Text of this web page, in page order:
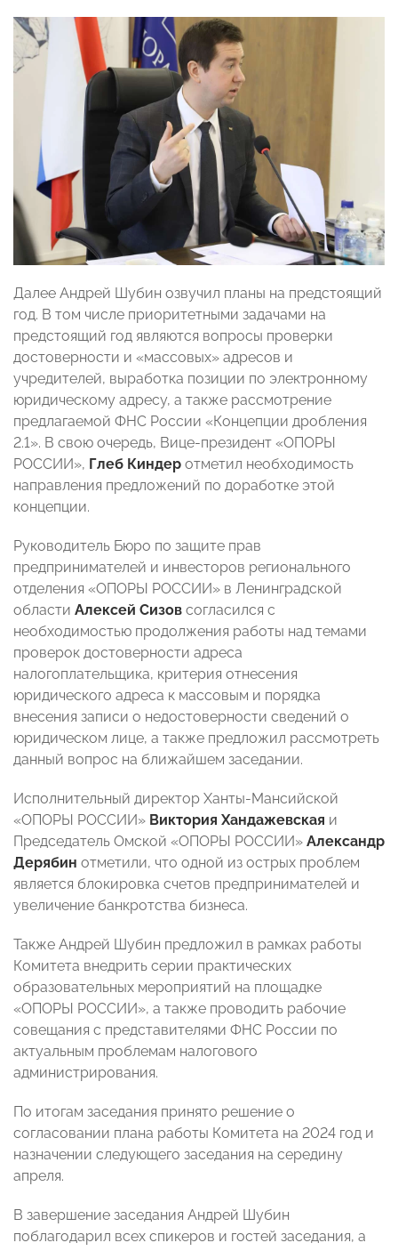
Далее Андрей Шубин озвучил планы на предстоящий
год. В том числе приоритетными задачами на
предстоящий год являются вопросы проверки
достоверности и «массовых» адресов и
учредителей, выработка позиции по электронному
юридическому адресу, а также рассмотрение
предлагаемой ФНС России «Концепции дробления
2.1». В свою очередь, Вице-президент «ОПОРЫ
РОССИИ», Глеб Киндер отметил необходимость
направления предложений по доработке этой
концепции.
Руководитель Бюро по защите прав
предпринимателей и инвесторов регионального
отделения «ОПОРЫ РОССИИ» в Ленинградской
области Алексей Сизов согласился с
необходимостью продолжения работы над темами
проверок достоверности адреса
налогоплательщика, критерия отнесения
юридического адреса к массовым и порядка
внесения записи о недостоверности сведений о
юридическом лице, а также предложил рассмотреть
данный вопрос на ближайшем заседании.
Исполнительный директор Ханты-Мансийской
«ОПОРЫ РОССИИ» Виктория Хандажевская и
Председатель Омской «ОПОРЫ РОССИИ» Александр
Дерябин отметили, что одной из острых проблем
является блокировка счетов предпринимателей и
увеличение банкротства бизнеса.
Также Андрей Шубин предложил в рамках работы
Комитета внедрить серии практических
образовательных мероприятий на площадке
«ОПОРЫ РОССИИ», а также проводить рабочие
совещания с представителями ФНС России по
актуальным проблемам налогового
администрирования.
По итогам заседания принято решение о
согласовании плана работы Комитета на 2024 год и
назначении следующего заседания на середину
апреля.
В завершение заседания Андрей Шубин
поблагодарил всех спикеров и гостей заседания, а